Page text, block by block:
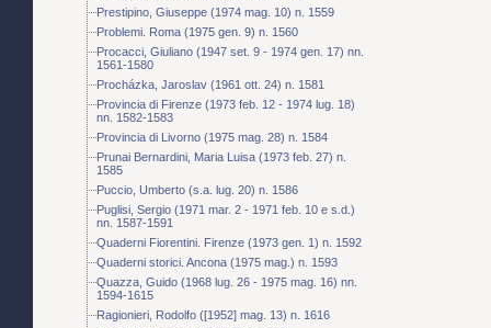
Prestipino, Giuseppe (1974 mag. 10) n. 1559
Problemi. Roma (1975 gen. 9) n. 1560
Procacci, Giuliano (1947 set. 9 - 1974 gen. 17) nn.
1561-1580
Procházka, Jaroslav (1961 ott. 24) n. 1581
Provincia di Firenze (1973 feb. 12 - 1974 lug. 18)
nn. 1582-1583
Provincia di Livorno (1975 mag. 28) n. 1584
Prunai Bernardini, Maria Luisa (1973 feb. 27) n.
1585
Puccio, Umberto (s.a. lug. 20) n. 1586
Puglisi, Sergio (1971 mar. 2 - 1971 feb. 10 e s.d.)
nn. 1587-1591
Quaderni Fiorentini. Firenze (1973 gen. 1) n. 1592
Quaderni storici. Ancona (1975 mag.) n. 1593
Quazza, Guido (1968 lug. 26 - 1975 mag. 16) nn.
1594-1615
Ragionieri, Rodolfo ([1952] mag. 13) n. 1616